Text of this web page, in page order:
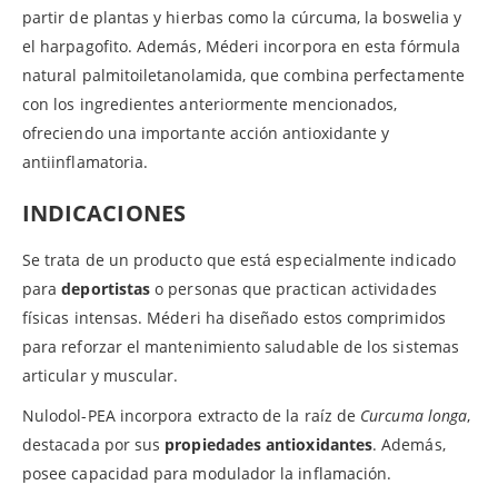
partir de plantas y hierbas como la cúrcuma, la boswelia y
el harpagofito. Además, Méderi incorpora en esta fórmula
natural palmitoiletanolamida, que combina perfectamente
con los ingredientes anteriormente mencionados,
ofreciendo una importante acción antioxidante y
antiinflamatoria.
INDICACIONES
Se trata de un producto que está especialmente indicado
paradeportistas o personas que practican actividades
físicas intensas. Méderi ha diseñado estos comprimidos
para reforzar el mantenimiento saludable de los sistemas
articular y muscular.
Nulodol-PEA incorpora extracto de la raíz de Curcuma longa,
destacada por sus propiedades antioxidantes. Además,
posee capacidad para modulador la inflamación.